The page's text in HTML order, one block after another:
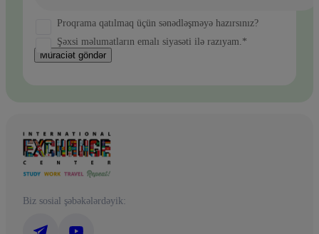
Proqrama qatılmaq üçün sənədləşməyə hazırsınız?
Şəxsi məlumatların emalı siyasəti ilə razıyam.*
Müraciət göndər
Biz sosial şəbəkələrdəyik: